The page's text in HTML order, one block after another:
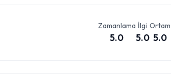
Zamanlama
5.0
İlgi
5.0
Ortam
5.0